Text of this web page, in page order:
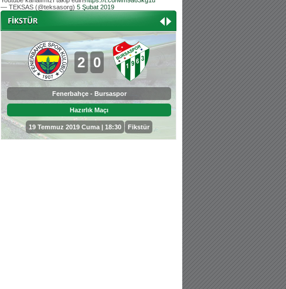
Hoş geldin Aslan bebek!
Teksas tribününden Kaan İnal'ın dünya ta
Hoş geldin Güneş bebek!
Teksas tribününden Sadettin Çetinoğlu'nu
— TEKSAS (@teksasorg) 5 Şubat 2019
2 0
Fenerbahçe - Bursaspor
Hazırlık Maçı
19 Temmuz 2019 Cuma | 18:30 Fikstür
0 3
Bursaspor - Sepahan
Hazırlık Maçı
25 Temmuz 2019 Perşembe |